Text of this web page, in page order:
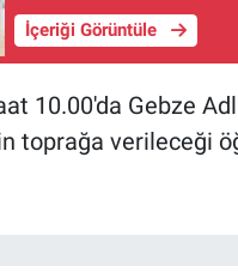
İçeriği Görüntüle
10.00'da Gebze
toprağa verileceği